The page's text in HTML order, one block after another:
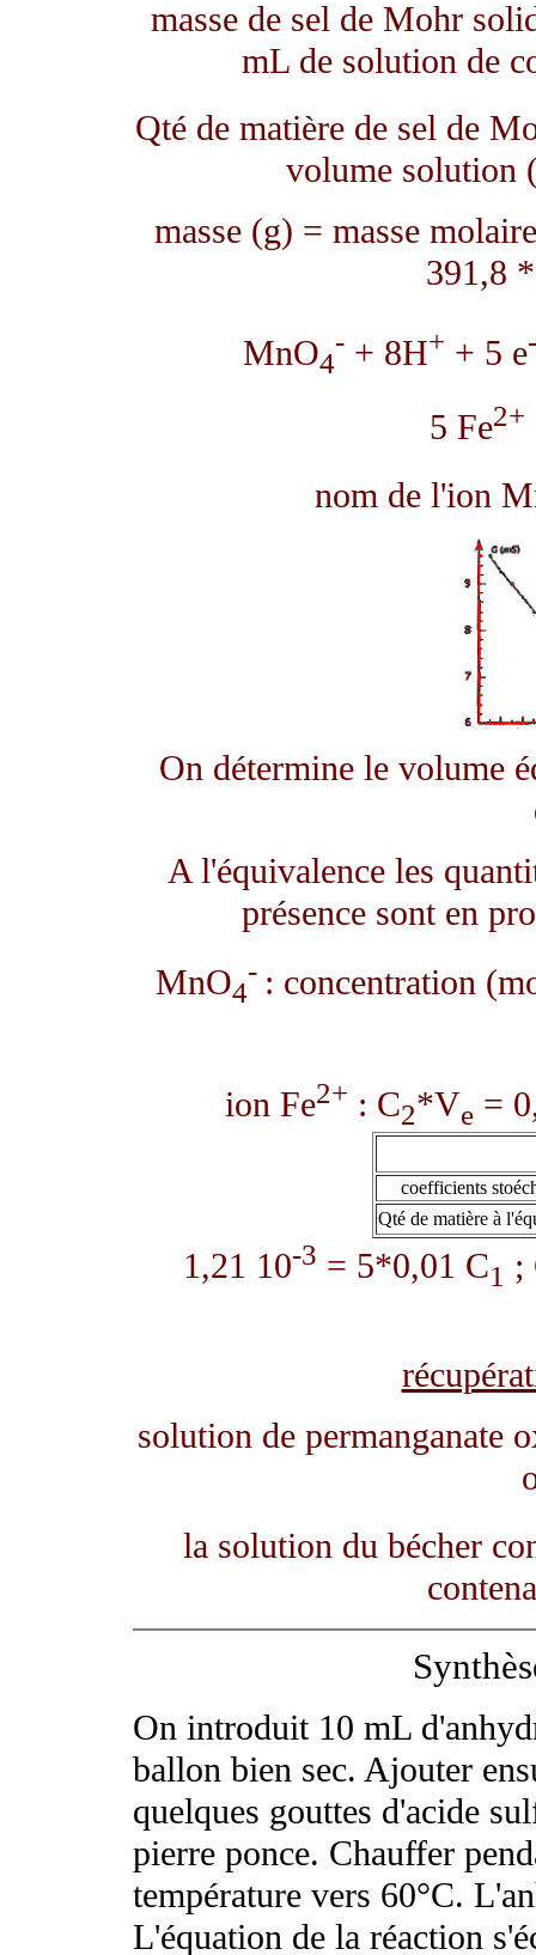
masse de sel de Mohr
mL de solution de
Qté de matière de sel de
volume solution
masse (g) = masse
391,8
MnO4
- + 8H+ + 5 e-
5 Fe2+
nom de l'ion
On détermine le volume
A l'équivalence les
présence sont en
MnO4
- : concentration
ion Fe2+ : C2*Ve =
coefficients
Qté de matière à
1,21 10-3 = 5*0,01 C1 ;
solution de permanganate
la solution du bécher
On introduit 10 mL
ballon bien sec. Ajouter
quelques gouttes d'acide
pierre ponce. Chauffer
température vers 60°C.
L'équation de la réaction